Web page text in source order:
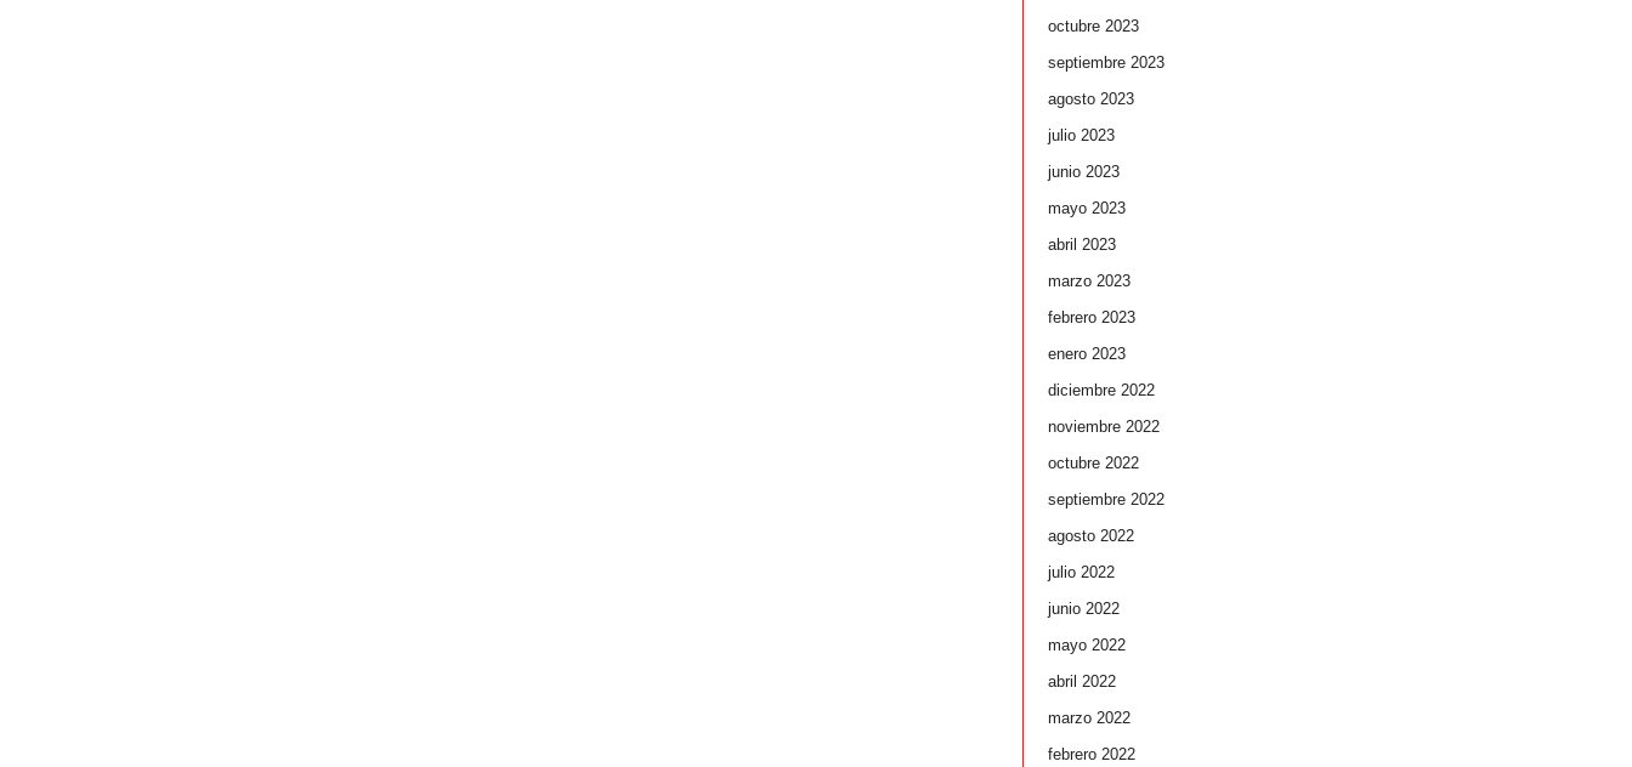
octubre 2023
septiembre 2023
agosto 2023
julio 2023
junio 2023
mayo 2023
abril 2023
marzo 2023
febrero 2023
enero 2023
diciembre 2022
noviembre 2022
octubre 2022
septiembre 2022
agosto 2022
julio 2022
junio 2022
mayo 2022
abril 2022
marzo 2022
febrero 2022